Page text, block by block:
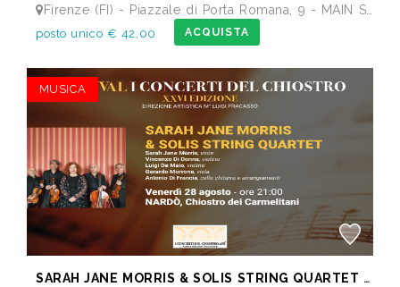
Firenze (FI) - Piazzale di Porta Romana, 9 - MAIN STAGE - Giardino delle Scuderie Reali
posto unico € 42,00 ACQUISTA
MUSICA
SARAH JANE MORRIS & SOLIS STRING QUARTET - Festival I Concerti del Chiostro